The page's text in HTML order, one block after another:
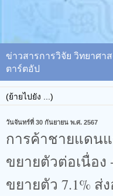
ข่าวสารการวิจัย วิทยาศา
ตาร์ตอัป
วันจันทร์ที่ 30 กันยายน พ.ศ. 2567
การค้าชายแดน
ขยายตัวต่อเนื่อง
ขยายตัว 7.1% ส่